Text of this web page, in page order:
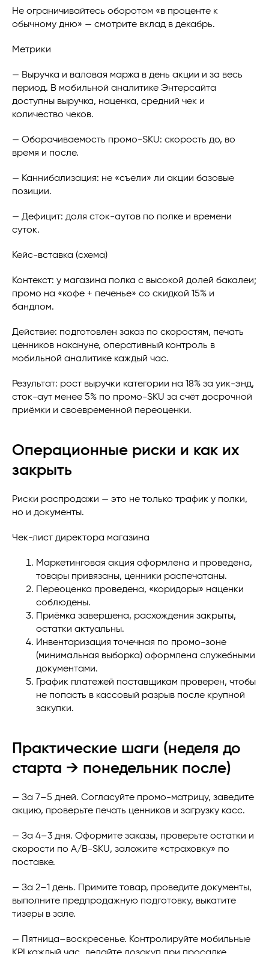
Не ограничивайтесь оборотом «в проценте к
обычному дню» — смотрите вклад в декабрь.
Метрики
— Выручка и валовая маржа в день акции и за весь
период. В мобильной аналитике Энтерсайта
доступны выручка, наценка, средний чек и
количество чеков.
— Оборачиваемость промо-SKU: скорость до, во
время и после.
— Каннибализация: не «съели» ли акции базовые
позиции.
— Дефицит: доля сток-аутов по полке и времени
суток.
Кейс-вставка (схема)
Контекст: у магазина полка с высокой долей бакалеи;
промо на «кофе + печенье» со скидкой 15% и
бандлом.
Действие: подготовлен заказ по скоростям, печать
ценников накануне, оперативный контроль в
мобильной аналитике каждый час.
Результат: рост выручки категории на 18% за уик-энд,
сток-аут менее 5% по промо-SKU за счёт досрочной
приёмки и своевременной переоценки.
Операционные риски и как их
закрыть
Риски распродажи — это не только трафик у полки,
но и документы.
Чек-лист директора магазина
Маркетинговая акция оформлена и проведена,
товары привязаны, ценники распечатаны.
Переоценка проведена, «коридоры» наценки
соблюдены.
Приёмка завершена, расхождения закрыты,
остатки актуальны.
Инвентаризация точечная по промо-зоне
(минимальная выборка) оформлена служебными
документами.
График платежей поставщикам проверен, чтобы
не попасть в кассовый разрыв после крупной
закупки.
Практические шаги (неделя до
старта → понедельник после)
— За 7–5 дней. Согласуйте промо-матрицу, заведите
акцию, проверьте печать ценников и загрузку касс.
— За 4–3 дня. Оформите заказы, проверьте остатки и
скорости по A/B-SKU, заложите «страховку» по
поставке.
— За 2–1 день. Примите товар, проведите документы,
выполните предпродажную подготовку, выкатите
тизеры в зале.
— Пятница–воскресенье. Контролируйте мобильные